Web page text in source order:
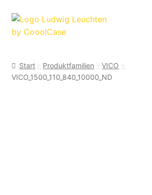
Zur
Navigation
Zum
Inhalt
Start Produktfamilien
VICO
VICO_1500_110_840_10000_ND